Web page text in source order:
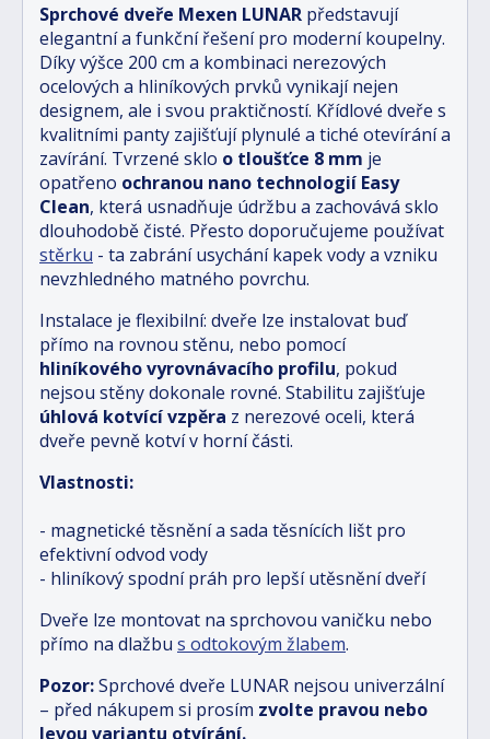
Sprchové dveře Mexen LUNAR představují
elegantní a funkční řešení pro moderní koupelny.
Díky výšce 200 cm a kombinaci nerezových
ocelových a hliníkových prvků vynikají nejen
designem, ale i svou praktičností. Křídlové dveře s
kvalitními panty zajišťují plynulé a tiché otevírání a
zavírání. Tvrzené sklo o tloušťce 8 mm je
opatřeno ochranou nano technologií Easy
Clean, která usnadňuje údržbu a zachovává sklo
dlouhodobě čisté. Přesto doporučujeme používat
stěrku - ta zabrání usychání kapek vody a vzniku
nevzhledného matného povrchu.
Instalace je flexibilní: dveře lze instalovat buď
přímo na rovnou stěnu, nebo pomocí
hliníkového vyrovnávacího profilu, pokud
nejsou stěny dokonale rovné. Stabilitu zajišťuje
úhlová kotvící vzpěra z nerezové oceli, která
dveře pevně kotví v horní části.
Vlastnosti:
- magnetické těsnění a sada těsnících lišt pro
efektivní odvod vody
- hliníkový spodní práh pro lepší utěsnění dveří
Dveře lze montovat na sprchovou vaničku nebo
přímo na dlažbu s odtokovým žlabem.
Pozor:Sprchové dveře LUNAR nejsou univerzální
– před nákupem si prosím zvolte pravou nebo
levou variantu otvírání.